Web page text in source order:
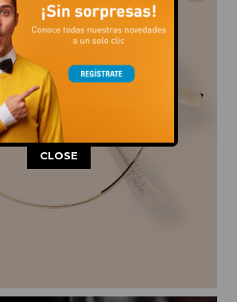
This popup will close in: 11
CLOSE